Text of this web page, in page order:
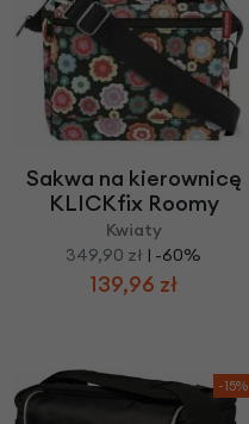
Sakwa na kierownicę
KLICKfix Roomy
Kwiaty
349,90 zł | -60%
139,96 zł
-15%